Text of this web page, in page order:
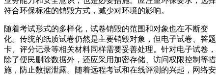
符合环保标准的销毁方式，减少对环境的影响。
随着考试形式的多样化，试卷销毁的范围和对象也在不断变
化。传统的纸质试卷仍然是主要销毁对象，但电子试卷、答题
卡、评分记录等相关材料同样需要妥善处理。针对电子试卷，
除了便民删除数据外，还应采用加密存储、访问权限控制等措
施，防止数据泄露。随着远程考试和在线评测的兴起，网络安